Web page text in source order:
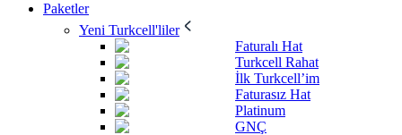
Paketler
Yeni Turkcell'liler
Faturalı Hat
Turkcell Rahat
İlk Turkcell’im
Faturasız Hat
Platinum
GNÇ